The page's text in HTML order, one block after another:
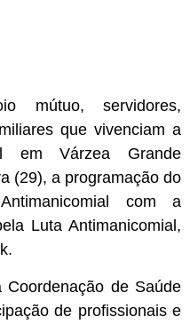
mútuo, servidores,
que vivenciam a
em Várzea Grande
(29), a programação do
com a
Luta Antimanicomial,
de Saúde
de profissionais e